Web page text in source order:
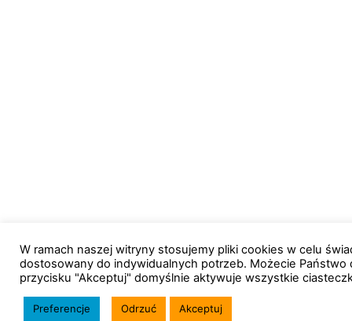
W ramach naszej witryny stosujemy pliki cookies w celu
dostosowany do indywidualnych potrzeb. Możecie
przycisku "Akceptuj" domyślnie aktywuje wszystkie
Preferencje Odrzuć Akceptuj